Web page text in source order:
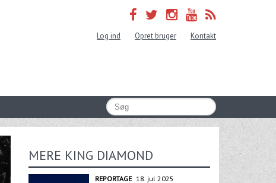
Log ind Opret bruger Kontakt
MERE KING DIAMOND
REPORTAGE 18. jul 2025